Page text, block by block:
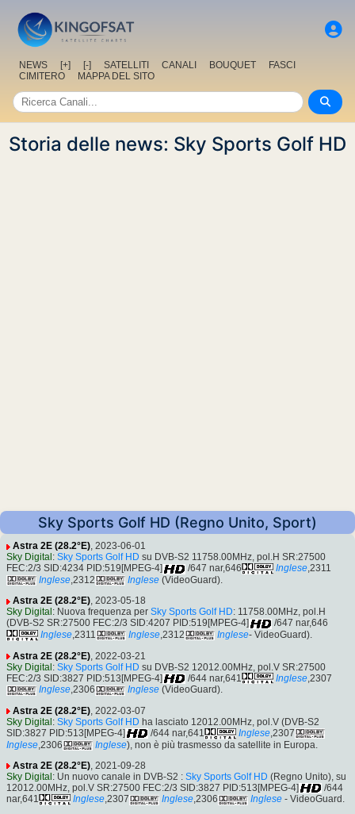
NEWS [+] [-] SATELLITI CANALI BOUQUET
FASCI
CIMITERO
MAPPA DEL SITO
Storia delle news: Sky Sports Golf HD
Sky Sports Golf HD (Regno Unito, Sport)
Astra 2E (28.2°E), 2023-06-01
Sky Digital : Sky Sports Golf HD su DVB-S2 11758.00MHz, pol.H SR:27500
FEC:2/3 SID:4234 PID:519[MPEG-4]
/647 nar,646 Inglese,2311
Inglese,2312 Inglese (VideoGuard).
Astra 2E (28.2°E), 2023-05-18
Sky Digital : Nuova frequenza per Sky Sports Golf HD: 11758.00MHz, pol.H
(DVB-S2 SR:27500 FEC:2/3 SID:4207 PID:519[MPEG-4]
/647 nar,646
Inglese ,2311 Inglese ,2312 Inglese- VideoGuard).
Astra 2E (28.2°E) , 2022-03-21
Sky Digital: Sky Sports Golf HD su DVB-S2 12012.00MHz, pol.V SR:27500
FEC:2/3 SID:3827 PID:513[MPEG-4]
/644 nar,641 Inglese ,2307
Inglese,2306 Inglese (VideoGuard).
Astra 2E (28.2°E) , 2022-03-07
Sky Digital: Sky Sports Golf HD ha lasciato 12012.00MHz, pol.V (DVB-S2
SID:3827 PID:513[MPEG-4]
/644 nar,641 Inglese ,2307
Inglese ,2306 Inglese), non è più trasmesso da satellite in Europa.
Astra 2E (28.2°E), 2021-09-28
Sky Digital : Un nuovo canale in DVB-S2 : Sky Sports Golf HD (Regno Unito), su
12012.00MHz, pol.V SR:27500 FEC:2/3 SID:3827 PID:513[MPEG-4]
/644
nar,641
Inglese,2307 Inglese,2306 Inglese - VideoGuard.